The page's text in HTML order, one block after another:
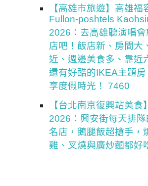
【高雄市旅遊】高雄福
Fullon-poshtels
2026：去高雄聽演唱
店吧！飯店新、房間大
近、週邊美食多、靠近
還有好酷的IKEA主題
享度假時光！ 7460
【台北南京復興站美食
2026：興安街每天排
名店，鵝腿飯超搶手，
雞、叉燒與廣炒麵都好